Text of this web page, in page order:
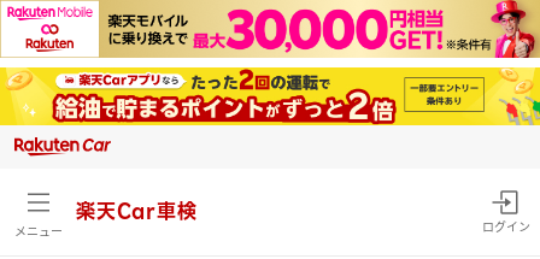
メニュー
楽天Car車検
ログイン